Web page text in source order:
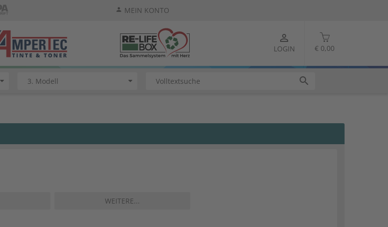
person MEIN KONTO
€ 0,00
person_outline
LOGIN
search
WEITERE...